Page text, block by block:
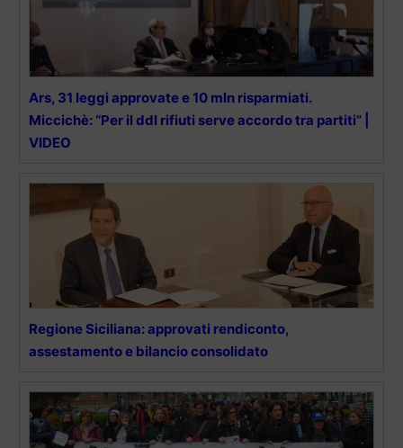
Ars, 31 leggi approvate e 10 mln risparmiati.
Miccichè: “Per il ddl rifiuti serve accordo tra partiti” |
VIDEO
Regione Siciliana: approvati rendiconto,
assestamento e bilancio consolidato